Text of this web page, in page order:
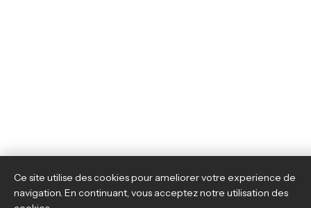
Ce site utilise des cookies pour ameliorer votre experience de
navigation. En continuant, vous acceptez notre utilisation des